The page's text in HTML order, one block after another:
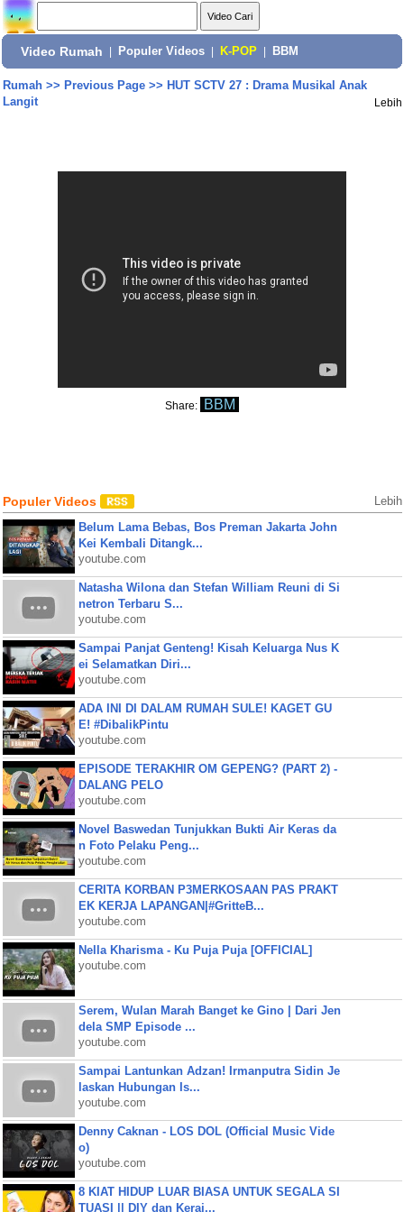
Video Rumah Populer Videos K-POP BBM
Rumah>> Previous Page>> HUT SCTV 27 : Drama Musikal Anak
Langit
Lebih
Share: BBM
Populer Videos Lebih
Belum Lama Bebas, Bos Preman Jakarta John
Kei Kembali Ditangk...
youtube.com
Natasha Wilona dan Stefan William Reuni di Si
netron Terbaru S...
youtube.com
Sampai Panjat Genteng! Kisah Keluarga Nus K
ei Selamatkan Diri...
youtube.com
ADA INI DI DALAM RUMAH SULE! KAGET GU
E! #DibalikPintu
youtube.com
EPISODE TERAKHIR OM GEPENG? (PART 2) -
DALANG PELO
youtube.com
Novel Baswedan Tunjukkan Bukti Air Keras da
n Foto Pelaku Peng...
youtube.com
CERITA KORBAN P3MERKOSAAN PAS PRAKT
EK KERJA LAPANGAN|#GritteB...
youtube.com
Nella Kharisma - Ku Puja Puja [OFFICIAL]
youtube.com
Serem, Wulan Marah Banget ke Gino | Dari Jen
dela SMP Episode ...
youtube.com
Sampai Lantunkan Adzan! Irmanputra Sidin Je
laskan Hubungan Is...
youtube.com
Denny Caknan - LOS DOL (Official Music Vide
o)
youtube.com
8 KIAT HIDUP LUAR BIASA UNTUK SEGALA SI
TUASI || DIY dan Keraj...